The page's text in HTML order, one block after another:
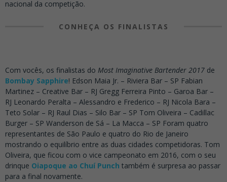
nacional da competição.
CONHEÇA OS FINALISTAS
Com vocês, os finalistas do Most Imaginative Bartender 2017 de
Bombay Sapphire! Edson Maia Jr. – Riviera Bar – SP Fabian
Martinez – Creative Bar – RJ Gregg Ferreira Pinto – Garoa Bar –
RJ Leonardo Peralta – Alessandro e Frederico – RJ Nicola Bara –
Teto Solar – RJ Raul Dias – Silo Bar – SP Tom Oliveira – Cadillac
Burger – SP Wanderson de Sá – La Macca – SP Foram quatro
representantes de São Paulo e quatro do Rio de Janeiro
mostrando o equilíbrio entre as duas cidades competidoras. Tom
Oliveira, que ficou com o vice campeonato em 2016, com o seu
drinque Oiapoque ao Chuí Punch também é surpresa ao passar
para a final novamente.